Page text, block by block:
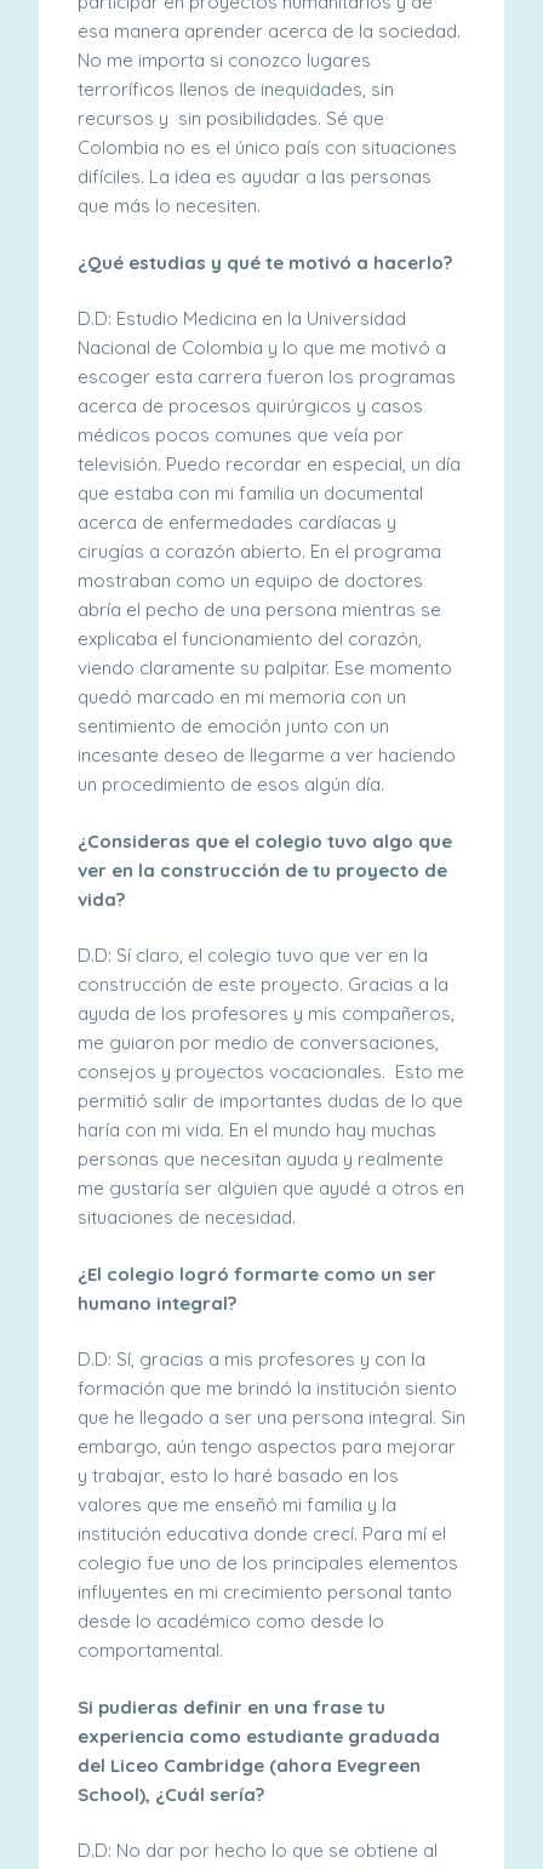
esa manera aprender acerca de la sociedad.
No me importa si conozco lugares
terroríficos llenos de inequidades, sin
recursos y sin posibilidades. Sé que
Colombia no es el único país con situaciones
difíciles. La idea es ayudar a las personas
que más lo necesiten.
¿Qué estudias y qué te motivó a hacerlo?
D.D: Estudio Medicina en la Universidad
Nacional de Colombia y lo que me motivó a
escoger esta carrera fueron los programas
acerca de procesos quirúrgicos y casos
médicos pocos comunes que veía por
televisión. Puedo recordar en especial, un día
que estaba con mi familia un documental
acerca de enfermedades cardíacas y
cirugías a corazón abierto. En el programa
mostraban como un equipo de doctores
abría el pecho de una persona mientras se
explicaba el funcionamiento del corazón,
viendo claramente su palpitar. Ese momento
quedó marcado en mi memoria con un
sentimiento de emoción junto con un
incesante deseo de llegarme a ver haciendo
un procedimiento de esos algún día.
¿Consideras que el colegio tuvo algo que
ver en la construcción de tu proyecto de
vida?
D.D: Sí claro, el colegio tuvo que ver en la
construcción de este proyecto. Gracias a la
ayuda de los profesores y mis compañeros,
me guiaron por medio de conversaciones,
consejos y proyectos vocacionales. Esto me
permitió salir de importantes dudas de lo que
haría con mi vida. En el mundo hay muchas
personas que necesitan ayuda y realmente
me gustaría ser alguien que ayudé a otros en
situaciones de necesidad.
¿El colegio logró formarte como un ser
humano integral?
D.D: Sí, gracias a mis profesores y con la
formación que me brindó la institución siento
que he llegado a ser una persona integral. Sin
embargo, aún tengo aspectos para mejorar
y trabajar, esto lo haré basado en los
valores que me enseñó mi familia y la
institución educativa donde crecí. Para mí el
colegio fue uno de los principales elementos
influyentes en mi crecimiento personal tanto
desde lo académico como desde lo
comportamental.
Si pudieras definir en una frase tu
experiencia como estudiante graduada
del Liceo Cambridge (ahora Evegreen
School), ¿Cuál sería?
D.D: No dar por hecho lo que se obtiene al